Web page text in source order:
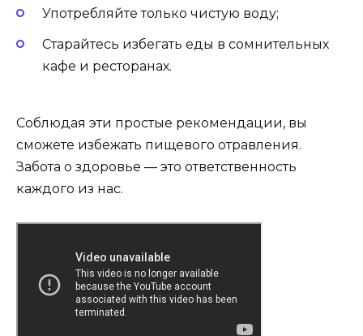
Употребляйте только чистую воду;
Старайтесь избегать еды в сомнительных
кафе и ресторанах.
Соблюдая эти простые рекомендации, вы
сможете избежать пищевого отравления.
Забота о здоровье — это ответственность
каждого из нас.